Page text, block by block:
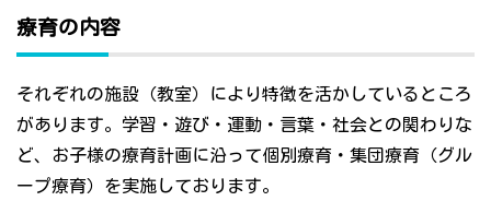
療育の内容
それぞれの施設（教室）により特徴を活かしているところ
があります。学習・遊び・運動・言葉・社会との関わりな
ど、お子様の療育計画に沿って個別療育・集団療育（グル
ープ療育）を実施しております。